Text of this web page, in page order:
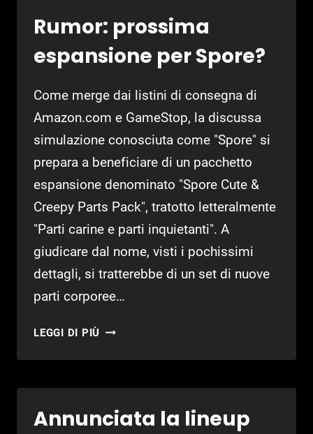
ALCUNI
PAESI.
Rumor: prossima
espansione per Spore?
Come merge dai listini di consegna di
Amazon.com e GameStop, la discussa
simulazione conosciuta come "Spore" si
prepara a beneficiare di un pacchetto
espansione denominato "Spore Cute &
Creepy Parts Pack", tratotto letteralmente
"Parti carine e parti inquietanti". A
giudicare dal nome, visti i pochissimi
dettagli, si tratterebbe di un set di nuove
parti corporee…
LEGGI DI PIÙ RUMOR:
ESPANSIONE
Annunciata la lineup